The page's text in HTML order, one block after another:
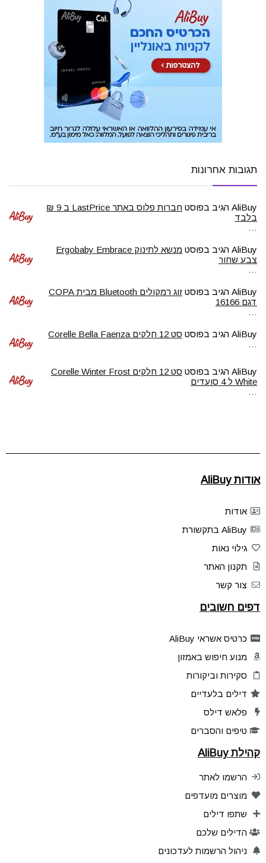
תגובות אחרונות
AliBuy הגיב בפוסט
חברות פלוס באתר LastPrice ב 9 ₪
בלבד
…
AliBuy הגיב בפוסט
מנשא לתינוק Ergobaby Embrace
צבע שחור
…
AliBuy הגיב בפוסט
זוג רמקולים Bluetooth מבית COPA
דגם 16166
…
AliBuy הגיב בפוסט סט 12 חלקים Corelle Bella Faenza
…
AliBuy הגיב בפוסט
סט 12 חלקים Corelle Winter Frost
White ל 4 סועדים
…
אודות AliBuy
אודות
AliBuy בתקשורת
גילוי נאות
תקנון האתר
צור קשר
דפים חשובים
כרטיס אשראי AliBuy
מנוע חיפוש באמזון
סקירות וביקורות
דילים בלעדיים
פלאש דילס
טיפים והסברים
קהילת AliBuy
הרשמו לאתר
מוצרים מועדפים
שתפו דילים
הדילים שלכם
ניהול הרשמות לעדכונים